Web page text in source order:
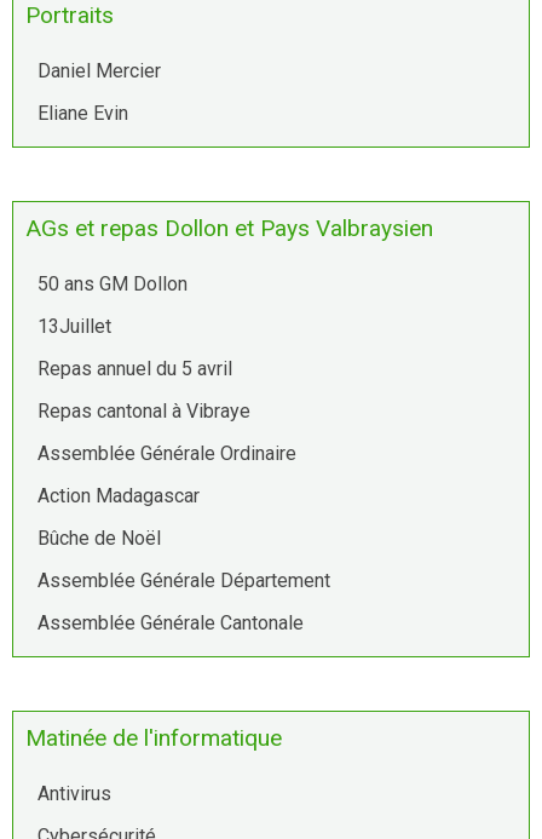
Portraits
Daniel Mercier
Eliane Evin
AGs et repas Dollon et Pays Valbraysien
50 ans GM Dollon
13Juillet
Repas annuel du 5 avril
Repas cantonal à Vibraye
Assemblée Générale Ordinaire
Action Madagascar
Bûche de Noël
Assemblée Générale Département
Assemblée Générale Cantonale
Matinée de l'informatique
Antivirus